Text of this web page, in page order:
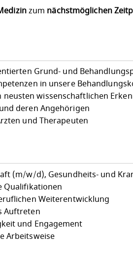
zum nächstmöglichen
Grund- und
in unsere
wissenschaftlichen
deren Angehörigen
und Therapeuten
(m/w/d), Gesundheits- und
Weiterentwicklung
Auftreten
und Engagement
Arbeitsweise